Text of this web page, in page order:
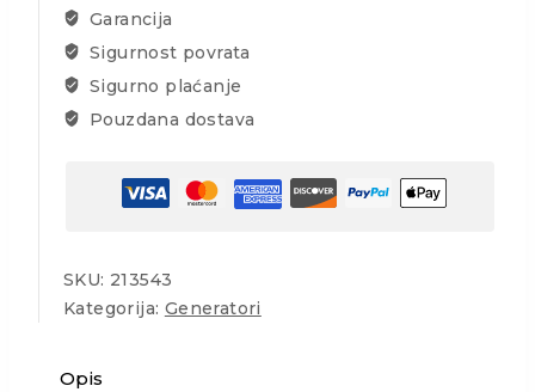
Garancija
Sigurnost povrata
Sigurno plaćanje
Pouzdana dostava
SKU: 213543
Kategorija: Generatori
Opis